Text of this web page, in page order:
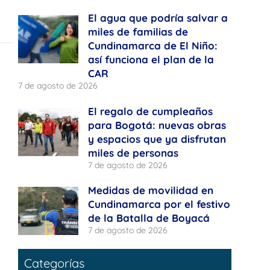
El agua que podría salvar a
miles de familias de
Cundinamarca de El Niño:
así funciona el plan de la
CAR
7 de agosto de 2026
El regalo de cumpleaños
para Bogotá: nuevas obras
y espacios que ya disfrutan
miles de personas
7 de agosto de 2026
Medidas de movilidad en
Cundinamarca por el festivo
de la Batalla de Boyacá
7 de agosto de 2026
Categorías